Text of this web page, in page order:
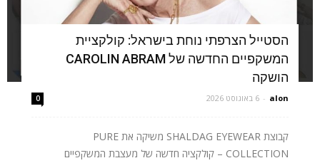
הסטייל הצרפתי נוחת בישראל: קולקציית
המשקפיים החדשה של CAROLIN ABRAM
הושקה
alon
- 6 באוגוסט 2026 0
קבוצת SHALDAG EYEWEAR משיקה את PURE
COLLECTION – קולקציה חדשה של מעצבת המשקפיים